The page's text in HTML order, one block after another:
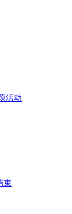
活动
束